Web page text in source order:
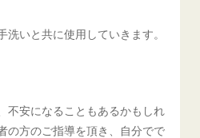
いと共に使用していきます。
不安になることもあるかもしれ
の方のご指導を頂き、自分でで